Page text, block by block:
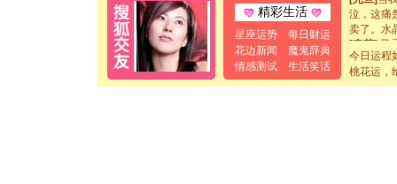
精彩生活
星座运势
每日财运
花边新闻
魔鬼辞典
情感测试
生活笑话
泣，这痛
卖了。水
[春节] 风
颜！冬去
道一声平
今日运程
桃花运，